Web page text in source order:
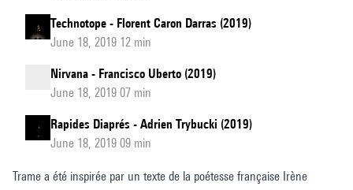
Technotope - Florent Caron Darras (2019)
June 18, 2019 12 min
Nirvana - Francisco Uberto (2019)
June 18, 2019 07 min
Rapides Diaprés - Adrien Trybucki (2019)
June 18, 2019 09 min
Trame a été inspirée par un texte de la poétesse française Irène